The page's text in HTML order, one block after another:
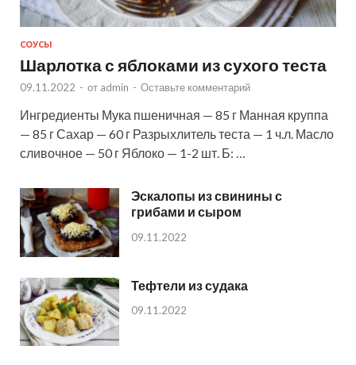
СОУСЫ
Шарлотка с яблоками из сухого теста
09.11.2022 - от admin - Оставьте комментарий
Ингредиенты Мука пшеничная — 85 г Манная круппа
— 85 г Сахар — 60 г Разрыхлитель теста — 1 ч.л. Масло
сливочное — 50 г Яблоко — 1-2 шт. Б: …
Эскалопы из свинины с
грибами и сыром
09.11.2022
Тефтели из судака
09.11.2022